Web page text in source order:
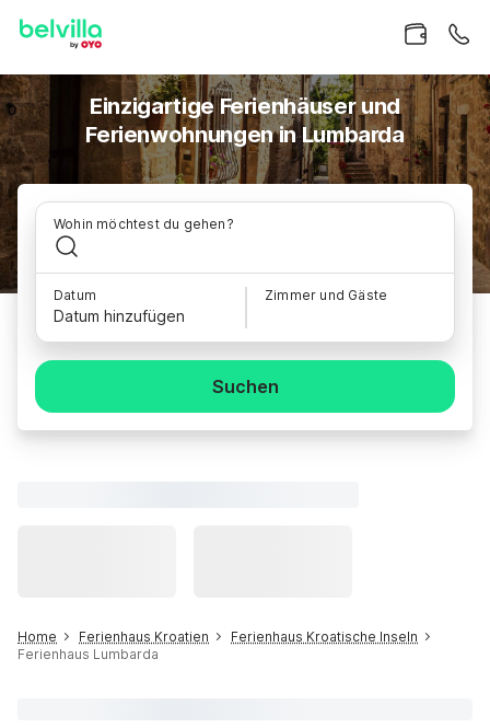
Einzigartige Ferienhäuser und
Ferienwohnungen in Lumbarda
Wohin möchtest du gehen?
Datum
Datum hinzufügen
Zimmer und Gäste
Suchen
Home Ferienhaus Kroatien
Ferienhaus Kroatische Inseln
Ferienhaus Lumbarda